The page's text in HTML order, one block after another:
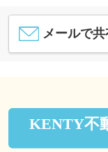
メールで
KENTY不